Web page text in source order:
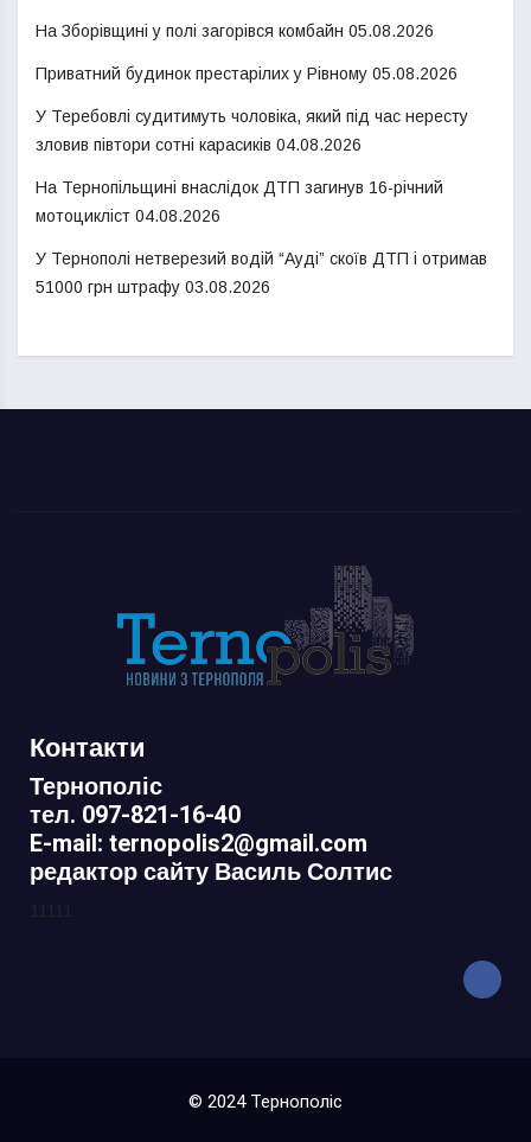
На Зборівщині у полі загорівся комбайн 05.08.2026
Приватний будинок престарілих у Рівному 05.08.2026
У Теребовлі судитимуть чоловіка, який під час нересту
зловив півтори сотні карасиків 04.08.2026
На Тернопільщині внаслідок ДТП загинув 16-річний
мотоцикліст 04.08.2026
У Тернополі нетверезий водій “Ауді” скоїв ДТП і отримав
51000 грн штрафу 03.08.2026
Контакти
Тернополіс
тел. 097-821-16-40
E-mail: ternopolis2@gmail.com
редактор сайту Василь Солтис
© 2024 Тернополіс